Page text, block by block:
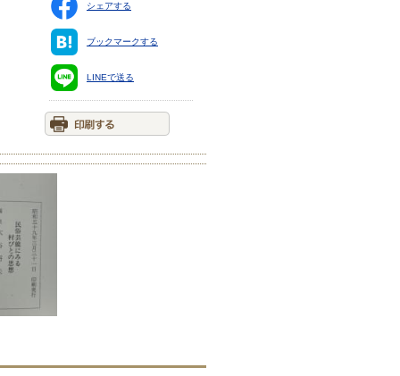
シェアする
ブックマークする
LINEで送る